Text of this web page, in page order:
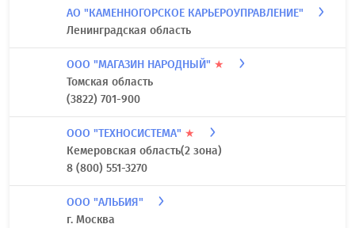
АО "КАМЕННОГОРСКОЕ КАРЬЕРОУПРАВЛЕНИЕ"
Ленинградская область
ООО "МАГАЗИН НАРОДНЫЙ" ★
Томская область
(3822) 701-900
ООО "ТЕХНОСИСТЕМА" ★
Кемеровская область(2 зона)
8 (800) 551-3270
ООО "АЛЬБИЯ"
г. Москва